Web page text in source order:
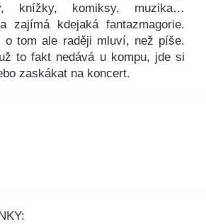
knížky, komiksy, muzika…
zajímá kdejaká fantazmagorie.
o tom ale raději mluví, než píše.
to fakt nedává u kompu, jde si
zaskákat na koncert.